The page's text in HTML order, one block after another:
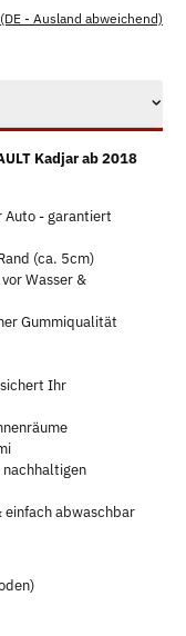
(DE - Ausland abweichend)
Kadjar ab 2018
- garantiert
(ca. 5cm)
Wasser &
Gummiqualität
Ihr
abwaschbar